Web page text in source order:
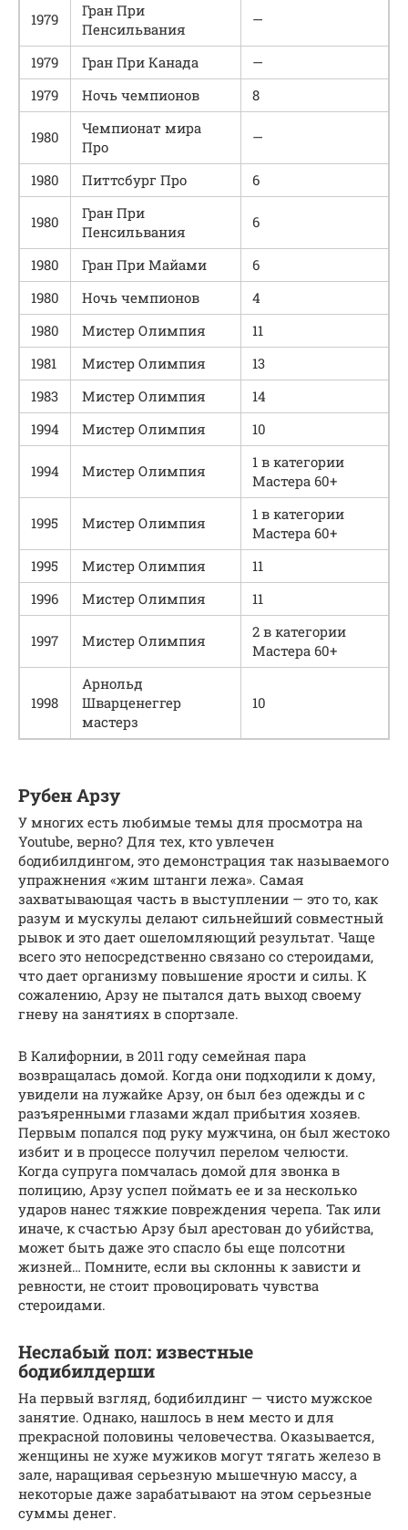
1979
Гран При
Пенсильвания
—
1979 Гран При Канада
—
1979
Ночь чемпионов 8
1980
Чемпионат мира
Про
—
1980 Питтсбург Про 6
1980
Гран При
Пенсильвания
6
1980 Гран При Майами
6
1980
Ночь чемпионов
4
1980
Мистер Олимпия
11
1981
Мистер Олимпия
13
1983
Мистер Олимпия
14
1994
Мистер Олимпия 10
1994 Мистер Олимпия
1 в категории
Мастера 60+
1995 Мистер Олимпия
1 в категории
Мастера 60+
1995
Мистер Олимпия
11
1996
Мистер Олимпия 11
1997 Мистер Олимпия
2 в категории
Мастера 60+
1998
Арнольд
Шварценеггер
мастерз
10
Рубен Арзу
У многих есть любимые темы для просмотра на
Youtube, верно? Для тех, кто увлечен
бодибилдингом, это демонстрация так называемого
упражнения «жим штанги лежа». Самая
захватывающая часть в выступлении — это то, как
разум и мускулы делают сильнейший совместный
рывок и это дает ошеломляющий результат. Чаще
всего это непосредственно связано со стероидами,
что дает организму повышение ярости и силы. К
сожалению, Арзу не пытался дать выход своему
гневу на занятиях в спортзале.
В Калифорнии, в 2011 году семейная пара
возвращалась домой. Когда они подходили к дому,
увидели на лужайке Арзу, он был без одежды и с
разъяренными глазами ждал прибытия хозяев.
Первым попался под руку мужчина, он был жестоко
избит и в процессе получил перелом челюсти.
Когда супруга помчалась домой для звонка в
полицию, Арзу успел поймать ее и за несколько
ударов нанес тяжкие повреждения черепа. Так или
иначе, к счастью Арзу был арестован до убийства,
может быть даже это спасло бы еще полсотни
жизней… Помните, если вы склонны к зависти и
ревности, не стоит провоцировать чувства
стероидами.
Неслабый пол: известные
бодибилдерши
На первый взгляд, бодибилдинг — чисто мужское
занятие. Однако, нашлось в нем место и для
прекрасной половины человечества. Оказывается,
женщины не хуже мужиков могут тягать железо в
зале, наращивая серьезную мышечную массу, а
некоторые даже зарабатывают на этом серьезные
суммы денег.